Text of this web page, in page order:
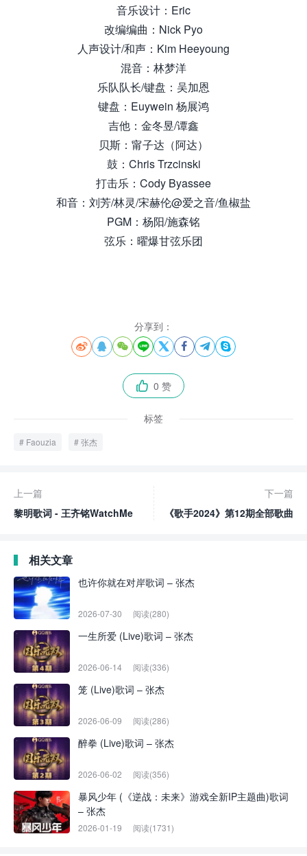
音乐设计：Eric
改编编曲：Nick Pyo
人声设计/和声：Kim Heeyoung
混音：林梦洋
乐队队长/键盘：吴加恩
键盘：Euywein 杨展鸿
吉他：金冬昱/谭鑫
贝斯：甯子达（阿达）
鼓：Chris Trzcinski
打击乐：Cody Byassee
和音：刘芳/林灵/宋赫伦@爱之音/鱼椒盐
PGM：杨阳/施森铭
弦乐：曜爆甘弦乐团
分享到：
       
 0 赞
标签
Faouzia 张杰
上一篇
黎明歌词 - 王齐铭WatchMe
下一篇
《歌手2024》第12期全部歌曲
相关文章
也许你就在对岸歌词 – 张杰
2026-07-30 阅读(280)
一生所爱 (Live)歌词 – 张杰
2026-06-14 阅读(336)
笼 (Live)歌词 – 张杰
2026-06-09 阅读(286)
醉拳 (Live)歌词 – 张杰
2026-06-02 阅读(356)
暴风少年 (《逆战：未来》游戏全新IP主题曲)歌词
– 张杰
2026-01-19 阅读(1731)